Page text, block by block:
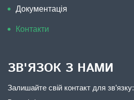
Документація
Контакти
ЗВ'ЯЗОК З НАМИ
Залишайте свій контакт для зв’язку: